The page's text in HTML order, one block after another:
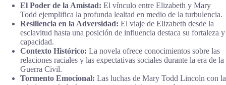
El Poder de la Amistad: El vínculo entre Elizabeth y Mary
Todd ejemplifica la profunda lealtad en medio de la turbulencia.
Resiliencia en la Adversidad: El viaje de Elizabeth desde la
esclavitud hasta una posición de influencia destaca su fortaleza y
capacidad.
Contexto Histórico: La novela ofrece conocimientos sobre las
relaciones raciales y las expectativas sociales durante la era de la
Guerra Civil.
Tormento Emocional: Las luchas de Mary Todd Lincoln con la